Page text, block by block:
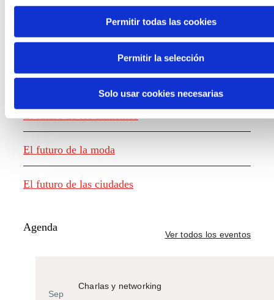
Permitir todas las cookies
Permitir la selección
Solo usar cookies necesarias
Generación de conocimiento
Informe El futuro del trabajo
El futuro de los alimentos
El futuro de la moda
El futuro de las ciudades
Agenda
Ver todos los eventos
Charlas y networking
Sep